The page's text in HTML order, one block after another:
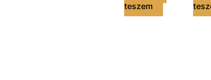
teszem